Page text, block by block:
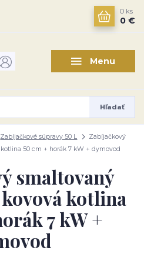
Menu
Hľadať
0 ks
0 €
Zabíjačkové súpravy 50 L
Zabíjačkový
50 cm + horák 7 kW + dymovod
smaltovaný
kotlina
7 kW +